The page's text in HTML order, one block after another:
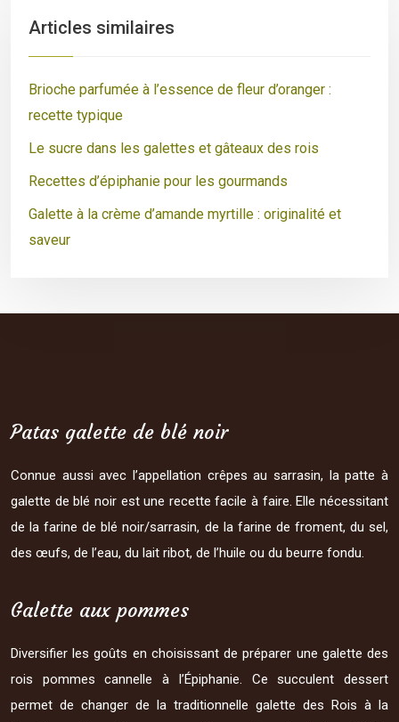
Articles similaires
Brioche parfumée à l’essence de fleur d’oranger :
recette typique
Le sucre dans les galettes et gâteaux des rois
Recettes d’épiphanie pour les gourmands
Galette à la crème d’amande myrtille : originalité et
saveur
Patas galette de blé noir
Connue aussi avec l’appellation crêpes au sarrasin, la patte à
galette de blé noir est une recette facile à faire. Elle nécessitant
de la farine de blé noir/sarrasin, de la farine de froment, du sel,
des œufs, de l’eau, du lait ribot, de l’huile ou du beurre fondu.
Galette aux pommes
Diversifier les goûts en choisissant de préparer une galette des
rois pommes cannelle à l’Épiphanie. Ce succulent dessert
permet de changer de la traditionnelle galette des Rois à la